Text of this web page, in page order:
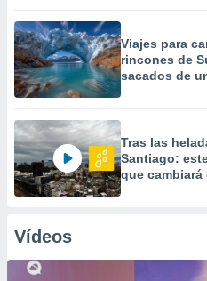
Viajes para
rincones de
sacados de
Tras las
Santiago:
que cambiará
Vídeos